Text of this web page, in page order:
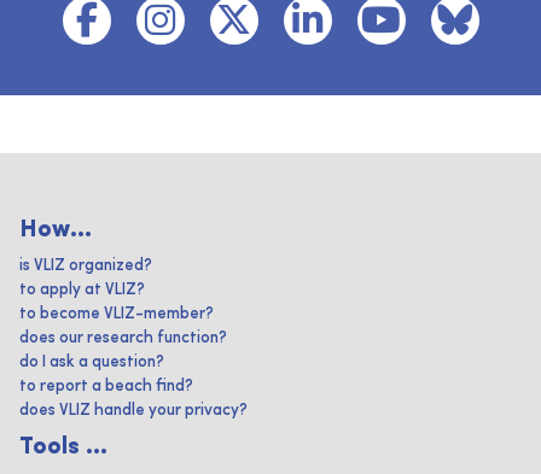
How...
is VLIZ organized?
to apply at VLIZ?
to become VLIZ-member?
does our research function?
do I ask a question?
to report a beach find?
does VLIZ handle your privacy?
Tools ...